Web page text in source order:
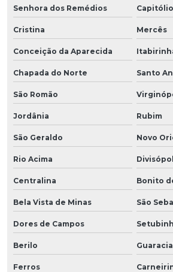
Senhora dos Remédios Capitólio
Cristina Mercês
Conceição da Aparecida
Chapada do Norte Santo
São Romão
Jordânia Rubim
São Geraldo Novo
Rio Acima
Centralina Bonito
Bela Vista de Minas São
Dores de Campos
Berilo
Ferros